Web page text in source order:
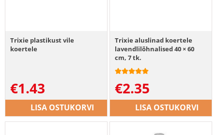
Trixie plastikust vile
koertele
€1.43
LISA OSTUKORVI
Trixie aluslinad koertele
lavendlilõhnalised 40 × 60
cm, 7 tk.
€2.35
LISA OSTUKORVI